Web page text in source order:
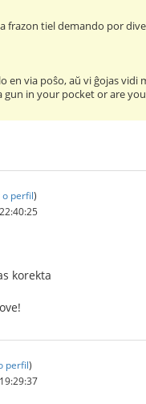
frazon tiel demando por
en via poŝo, aŭ vi ĝojas vidi
gun in your pocket or are
perfil)
korekta
perfil)